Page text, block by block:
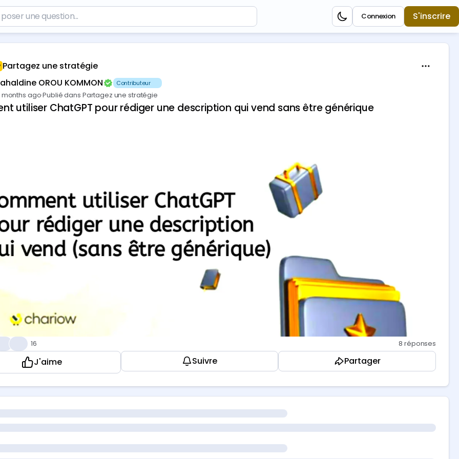
S'inscrire
Connexion
Partagez une stratégie
OROU KOMMON
Contributeur 🥇
months ago·Publié dans Partagez une stratégie
utiliser ChatGPT pour rédiger une description qui vend sans être générique
Tu sais ce qu'il contient. Mais tu galères à écrire la description. Tu ne trouves pas les mots. Ce que tu
faux ou ne vend pas.
peut t'aider, à condition de ne pas lui demander de tout faire à ta place. Voici comment.
1 : Fais-lui trouver les problèmes de ta cible
pas par "écris ma description". Commence par lui faire décrire ton client.
"Tu es un expert en copywriting. Mon produit est [décris ton produit]. Ma cible est [décris ton client : métier,
aspirations]. Quels sont les 5 problèmes principaux que cette personne rencontre au quotidien ?"
16 8 réponses
J'aime Suivre Partager